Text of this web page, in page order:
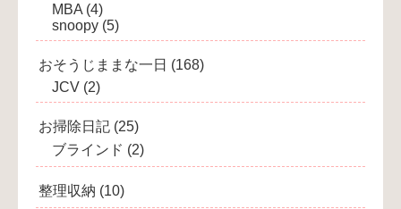
MBA (4)
snoopy (5)
おそうじままな一日 (168)
JCV (2)
お掃除日記 (25)
ブラインド (2)
整理収納 (10)